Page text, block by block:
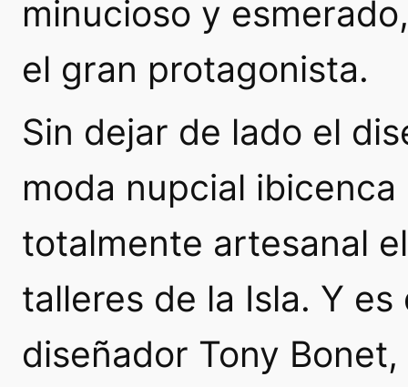
minucioso y
el gran protagonista.
Sin dejar de lado el
moda nupcial
totalmente artesanal
talleres de la Isla. Y
diseñador Tony